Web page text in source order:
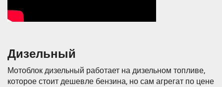
Дизельный
Мотоблок дизельный работает на дизельном топливе,
которое стоит дешевле бензина, но сам агрегат по цене